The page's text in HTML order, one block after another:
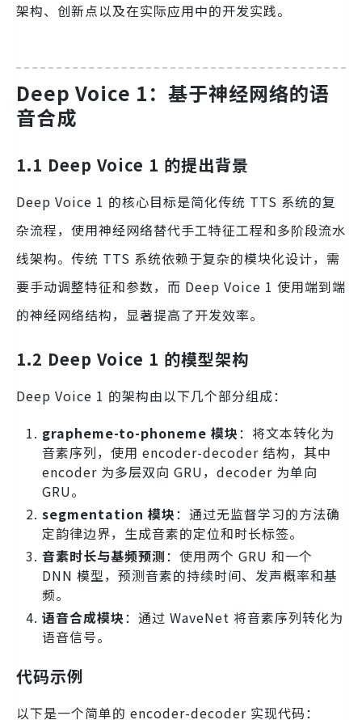
架构、创新点以及在实际应用中的开发实践。
Deep Voice 1：基于神经网络的语
音合成
1.1 Deep Voice 1 的提出背景
Deep Voice 1 的核心目标是简化传统 TTS 系统的复
杂流程，使用神经网络替代手工特征工程和多阶段流水
线架构。传统 TTS 系统依赖于复杂的模块化设计，需
要手动调整特征和参数，而 Deep Voice 1 使用端到端
的神经网络结构，显著提高了开发效率。
1.2 Deep Voice 1 的模型架构
Deep Voice 1 的架构由以下几个部分组成：
grapheme-to-phoneme 模块：将文本转化为
音素序列，使用 encoder-decoder 结构，其中
encoder 为多层双向 GRU，decoder 为单向
GRU。
segmentation 模块：通过无监督学习的方法确
定韵律边界，生成音素的定位和时长标签。
音素时长与基频预测：使用两个 GRU 和一个
DNN 模型，预测音素的持续时间、发声概率和基
频。
语音合成模块：通过 WaveNet 将音素序列转化为
语音信号。
代码示例
以下是一个简单的 encoder-decoder 实现代码：